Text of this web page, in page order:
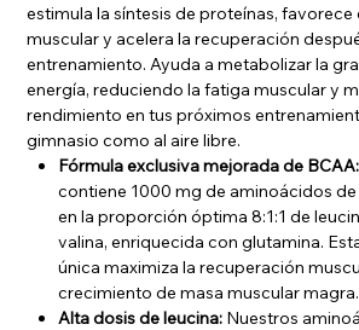
estimula la síntesis de proteínas,
muscular y acelera la recuperación
entrenamiento. Ayuda a metabolizar la
energía, reduciendo la fatiga muscular y
rendimiento en tus próximos
gimnasio como al aire libre.
Fórmula exclusiva mejorada de BCAA:
contiene 1000 mg de aminoácidos
en la proporción óptima 8:1:1 de
valina, enriquecida con glutamina.
única maximiza la recuperación
crecimiento de masa muscular magra.
Alta dosis de leucina:Nuestros